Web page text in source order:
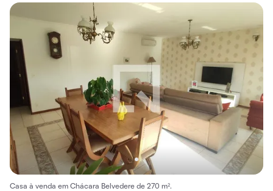
Casa à venda em Chácara Belvedere de 270 m².